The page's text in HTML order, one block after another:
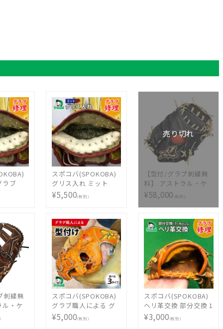
ラブ
グロ
お手
スポコバ(SPOKOBA)
グリス入れ ミット
〈グラブ修理〉 グロ
ーブ修理 リペア お手
¥5,500(税別)
売り切れ
【型付/グラブ刺繍無
料】 アストラル・ケ
イ(ASTRAL・K) 硬式
キャッチャーミット
ク リガーレバック
MADE IN TSURUGA
JAPAN AST-NK-IBLK [
型付け無料 硬式グラ
ブ刺繍2ヶ所無料(単色
のみ)※縁取り・影付
きの場合、1ヶ所
+3300円(税込)]
¥58,000(税別)
刺繍無
ル・ケ
硬式
KRD
スポコバ(SPOKOBA)
グラブ職人による グ
ラブ 型付け (グラブ)
選べる3タイプ 〈型付
¥5,000(税別)
スポコバ(SPOKOBA)
ヘリ革交換 部分交換 1
ヶ所 〈グラブ修理〉
グローブ修理 リペア
¥3,000(税別)